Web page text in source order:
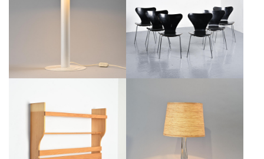
LAMPE DE TABLE DE BENT
ARNE JACOBSEN, FRITZ HANSEN,
CIRCA 1970.
€1,200
VAISSELIER MURAL EN PIN, LES
ARCS 1800, CIRCA 1970
€1,200
LAMPE DE TABLE EN CRISTAL
PAR DAUM, FRANCE, ANNÉES
1970
€300